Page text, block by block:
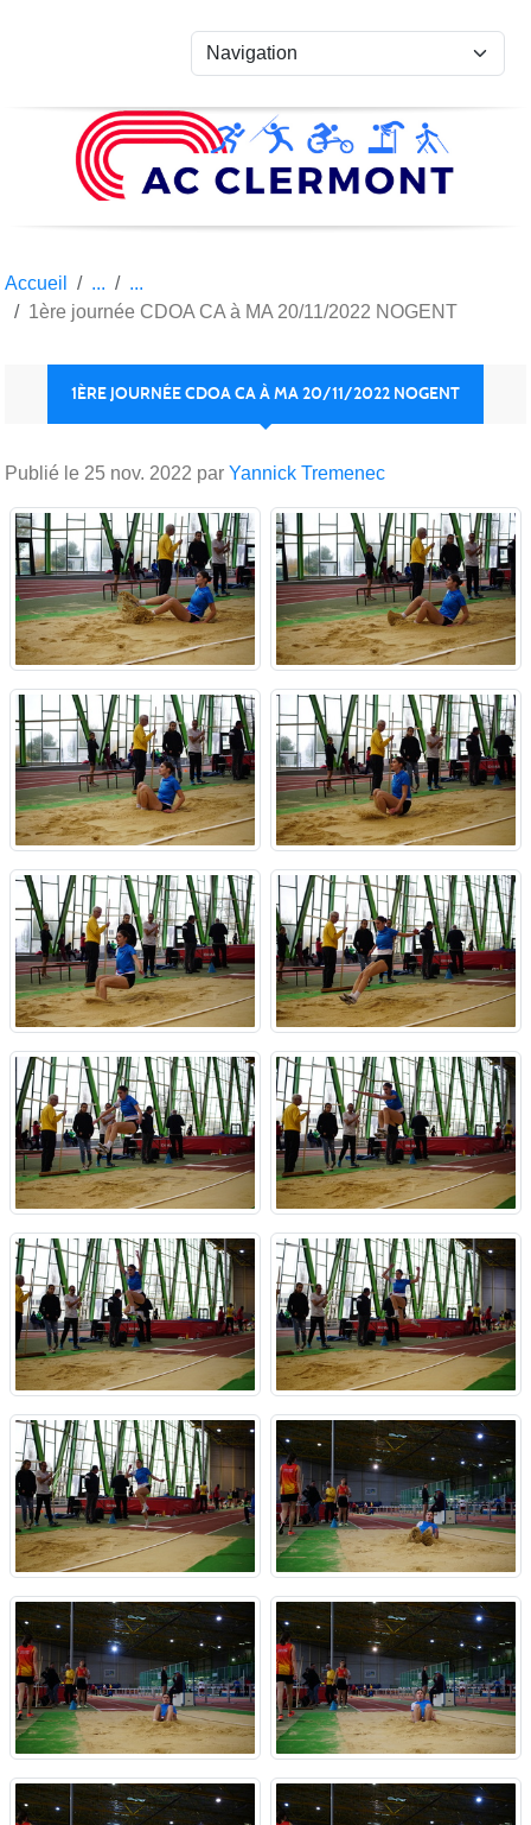
Accueil
1ère journée CDOA CA à MA 20/11/2022 NOGENT
1ÈRE JOURNÉE CDOA CA À MA 20/11/2022 NOGENT
Publié le 25 nov. 2022 par Yannick Tremenec